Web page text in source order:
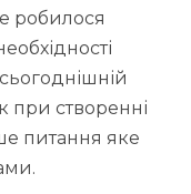
робилося
при створенні
питання яке